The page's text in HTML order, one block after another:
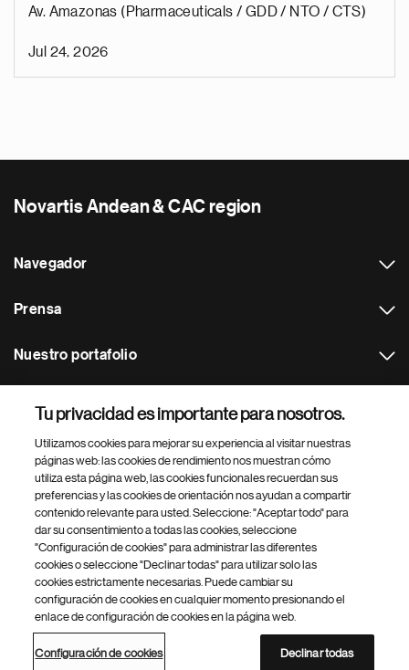
Av. Amazonas (Pharmaceuticals / GDD / NTO / CTS)
Jul 24, 2026
Novartis Andean & CAC region
Navegador
Prensa
Nuestro portafolio
Footer Site Search
inferior
del
© 2026 Novartis AG
Política de privacidad Términos de uso
Accesibilidad
Configuración de cookies
Mapa del sitio
Tu privacidad es importante para nosotros.
Utilizamos cookies para mejorar su experiencia al visitar nuestras
páginas web: las cookies de rendimiento nos muestran cómo
utiliza esta página web, las cookies funcionales recuerdan sus
preferencias y las cookies de orientación nos ayudan a compartir
contenido relevante para usted. Seleccione: "Aceptar todo" para
dar su consentimiento a todas las cookies, seleccione
"Configuración de cookies" para administrar las diferentes
cookies o seleccione "Declinar todas" para utilizar solo las
cookies estrictamente necesarias. Puede cambiar su
configuración de cookies en cualquier momento presionando el
enlace de configuración de cookies en la página web.
Configuración de cookies Declinar todas